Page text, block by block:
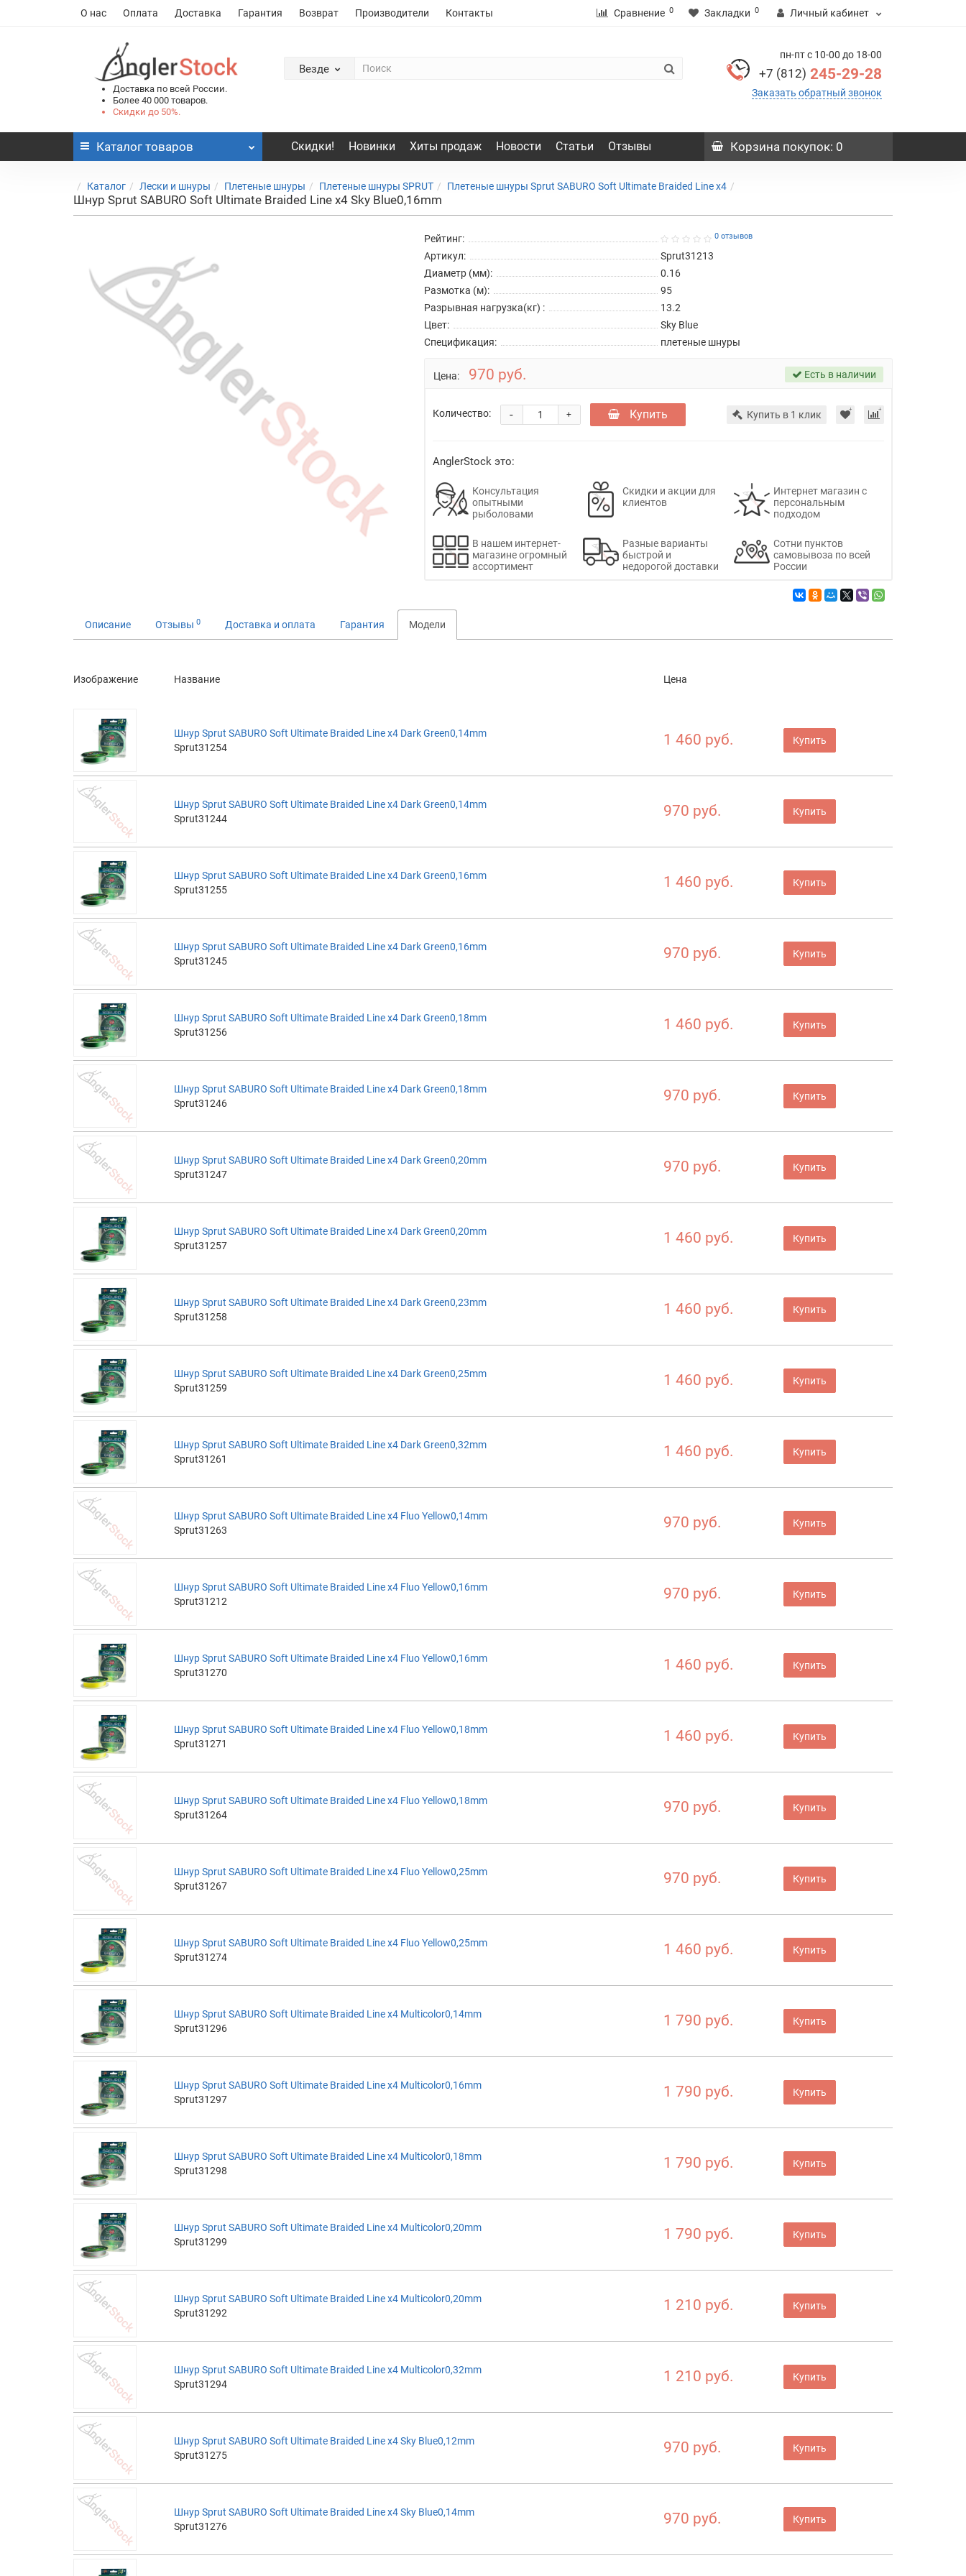
О нас Оплата Доставка Гарантия Возврат Производители Контакты Сравнение 0 Закладки 0 Личный кабинет
Доставка по всей России.
Более 40 000 товаров.
Скидки до 50%.
Везде
пн-пт с 10-00 до 18-00
+7 (812) 245-29-28
Заказать обратный звонок
Каталог товаров Скидки! Новинки Хиты продаж Новости Статьи Отзывы Корзина покупок: 0
Каталог Лески и шнуры Плетеные шнуры Плетеные шнуры SPRUT Плетеные шнуры Sprut SABURO Soft Ultimate Braided Line x4
Шнур Sprut SABURO Soft Ultimate Braided Line x4 Sky Blue0,16mm
Рейтинг: 0 отзывов
Артикул:
Sprut31213
Диаметр (мм):
0.16
Размотка (м):
95
Разрывная нагрузка(кг) :
13.2
Цвет:
Sky Blue
Спецификация:
плетеные шнуры
Цена: 970 руб. Есть в наличии
Количество: +
- Купить Купить в 1 клик
AnglerStock это:
Консультация
опытными
рыболовами
Скидки и акции для
клиентов
Интернет магазин с
персональным
подходом
В нашем интернет-
магазине огромный
ассортимент
Разные варианты
быстрой и
недорогой доставки
Сотни пунктов
самовывоза по всей
России
Описание Отзывы 0 Доставка и оплата Гарантия Модели
Изображение Название Цена
Шнур Sprut SABURO Soft Ultimate Braided Line x4 Dark Green0,14mm
Sprut31254
1 460 руб. Купить
Шнур Sprut SABURO Soft Ultimate Braided Line x4 Dark Green0,14mm
Sprut31244
970 руб. Купить
Шнур Sprut SABURO Soft Ultimate Braided Line x4 Dark Green0,16mm
Sprut31255
1 460 руб. Купить
Шнур Sprut SABURO Soft Ultimate Braided Line x4 Dark Green0,16mm
Sprut31245
970 руб. Купить
Шнур Sprut SABURO Soft Ultimate Braided Line x4 Dark Green0,18mm
Sprut31256
1 460 руб. Купить
Шнур Sprut SABURO Soft Ultimate Braided Line x4 Dark Green0,18mm
Sprut31246
970 руб. Купить
Шнур Sprut SABURO Soft Ultimate Braided Line x4 Dark Green0,20mm
Sprut31247
970 руб. Купить
Шнур Sprut SABURO Soft Ultimate Braided Line x4 Dark Green0,20mm
Sprut31257
1 460 руб. Купить
Шнур Sprut SABURO Soft Ultimate Braided Line x4 Dark Green0,23mm
Sprut31258
1 460 руб. Купить
Шнур Sprut SABURO Soft Ultimate Braided Line x4 Dark Green0,25mm
Sprut31259
1 460 руб. Купить
Шнур Sprut SABURO Soft Ultimate Braided Line x4 Dark Green0,32mm
Sprut31261
1 460 руб. Купить
Шнур Sprut SABURO Soft Ultimate Braided Line x4 Fluo Yellow0,14mm
Sprut31263
970 руб. Купить
Шнур Sprut SABURO Soft Ultimate Braided Line x4 Fluo Yellow0,16mm
Sprut31212
970 руб. Купить
Шнур Sprut SABURO Soft Ultimate Braided Line x4 Fluo Yellow0,16mm
Sprut31270
1 460 руб. Купить
Шнур Sprut SABURO Soft Ultimate Braided Line x4 Fluo Yellow0,18mm
Sprut31271
1 460 руб. Купить
Шнур Sprut SABURO Soft Ultimate Braided Line x4 Fluo Yellow0,18mm
Sprut31264
970 руб. Купить
Шнур Sprut SABURO Soft Ultimate Braided Line x4 Fluo Yellow0,25mm
Sprut31267
970 руб. Купить
Шнур Sprut SABURO Soft Ultimate Braided Line x4 Fluo Yellow0,25mm
Sprut31274
1 460 руб. Купить
Шнур Sprut SABURO Soft Ultimate Braided Line x4 Multicolor0,14mm
Sprut31296
1 790 руб. Купить
Шнур Sprut SABURO Soft Ultimate Braided Line x4 Multicolor0,16mm
Sprut31297
1 790 руб. Купить
Шнур Sprut SABURO Soft Ultimate Braided Line x4 Multicolor0,18mm
Sprut31298
1 790 руб. Купить
Шнур Sprut SABURO Soft Ultimate Braided Line x4 Multicolor0,20mm
Sprut31299
1 790 руб. Купить
Шнур Sprut SABURO Soft Ultimate Braided Line x4 Multicolor0,20mm
Sprut31292
1 210 руб. Купить
Шнур Sprut SABURO Soft Ultimate Braided Line x4 Multicolor0,32mm
Sprut31294
1 210 руб. Купить
Шнур Sprut SABURO Soft Ultimate Braided Line x4 Sky Blue0,12mm
Sprut31275
970 руб. Купить
Шнур Sprut SABURO Soft Ultimate Braided Line x4 Sky Blue0,14mm
Sprut31276
970 руб. Купить